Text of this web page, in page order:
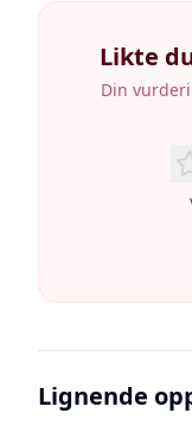
Likte
Din
Lignende